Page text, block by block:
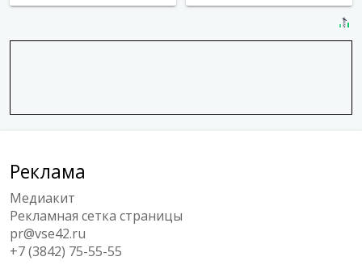
Реклама
Медиакит
Рекламная сетка страницы
pr@vse42.ru
+7 (3842) 75-55-55